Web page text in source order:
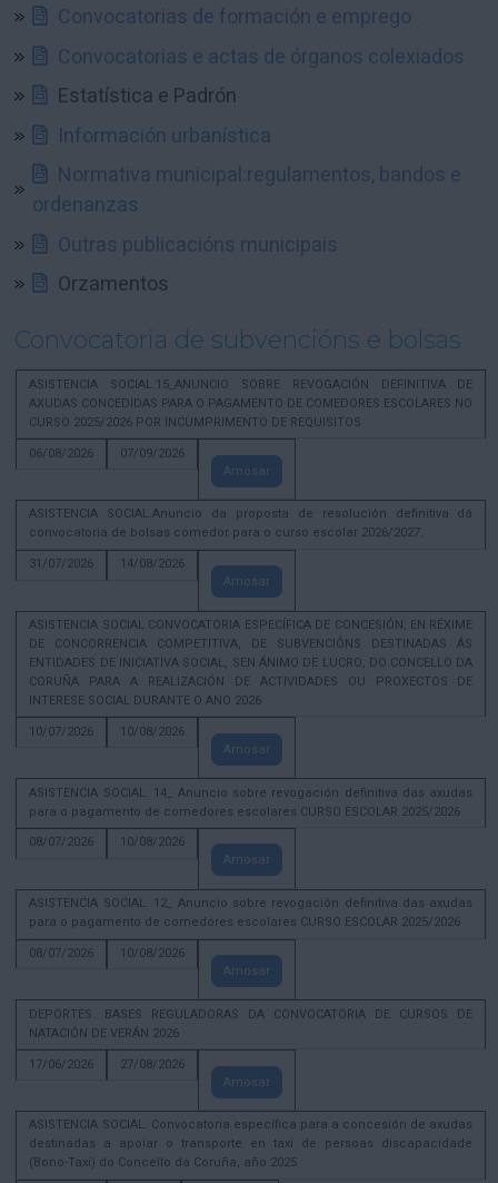
Convocatorias de formación e emprego
Convocatorias e actas de órganos colexiados
Estatística e Padrón
Información urbanística
Normativa municipal:regulamentos, bandos e
ordenanzas
Outras publicacións municipais
Orzamentos
Convocatoria de subvencións e bolsas
ASISTENCIA SOCIAL.15_ANUNCIO SOBRE REVOGACIÓN DEFINITIVA DE
AXUDAS CONCEDIDAS PARA O PAGAMENTO DE COMEDORES ESCOLARES NO
CURSO 2025/2026 POR INCUMPRIMENTO DE REQUISITOS
06/08/2026
07/09/2026
Amosar
ASISTENCIA SOCIAL.Anuncio da proposta de resolución definitiva dá
convocatoria de bolsas comedor para o curso escolar 2026/2027.
31/07/2026
14/08/2026
Amosar
ASISTENCIA SOCIAL CONVOCATORIA ESPECÍFICA DE CONCESIÓN, EN RÉXIME
DE CONCORRENCIA COMPETITIVA, DE SUBVENCIÓNS DESTINADAS ÁS
ENTIDADES DE INICIATIVA SOCIAL, SEN ÁNIMO DE LUCRO, DO CONCELLO DA
CORUÑA PARA A REALIZACIÓN DE ACTIVIDADES OU PROXECTOS DE
INTERESE SOCIAL DURANTE O ANO 2026
10/07/2026
10/08/2026
Amosar
ASISTENCIA SOCIAL. 14_ Anuncio sobre revogación definitiva das axudas
para o pagamento de comedores escolares CURSO ESCOLAR 2025/2026
08/07/2026
10/08/2026
Amosar
ASISTENCIA SOCIAL. 12_ Anuncio sobre revogación definitiva das axudas
para o pagamento de comedores escolares CURSO ESCOLAR 2025/2026
08/07/2026
10/08/2026
Amosar
DEPORTES. BASES REGULADORAS DA CONVOCATORIA DE CURSOS DE
NATACIÓN DE VERÁN 2026
17/06/2026
27/08/2026
Amosar
ASISTENCIA SOCIAL. Convocatoria específica para a concesión de axudas
destinadas a apoiar o transporte en taxi de persoas discapacidade
(Bono-Taxi) do Concello da Coruña, año 2025